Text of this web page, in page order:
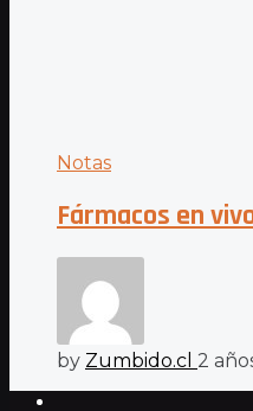
Notas
Fármacos en
by Zumbido.cl 2